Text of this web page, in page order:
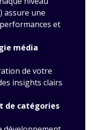
assure une
et
média
de votre
insights clairs
de catégories